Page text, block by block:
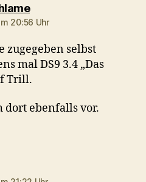
sagt:
20:56 Uhr
zugegeben selbst
mal DS9 3.4 „Das
Trill.
dort ebenfalls vor.